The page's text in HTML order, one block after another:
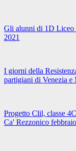
Gli alunni di 1D Liceo
2021
I giorni della
partigiani di Venezia e
Progetto Clil, classe
Ca' Rezzonico